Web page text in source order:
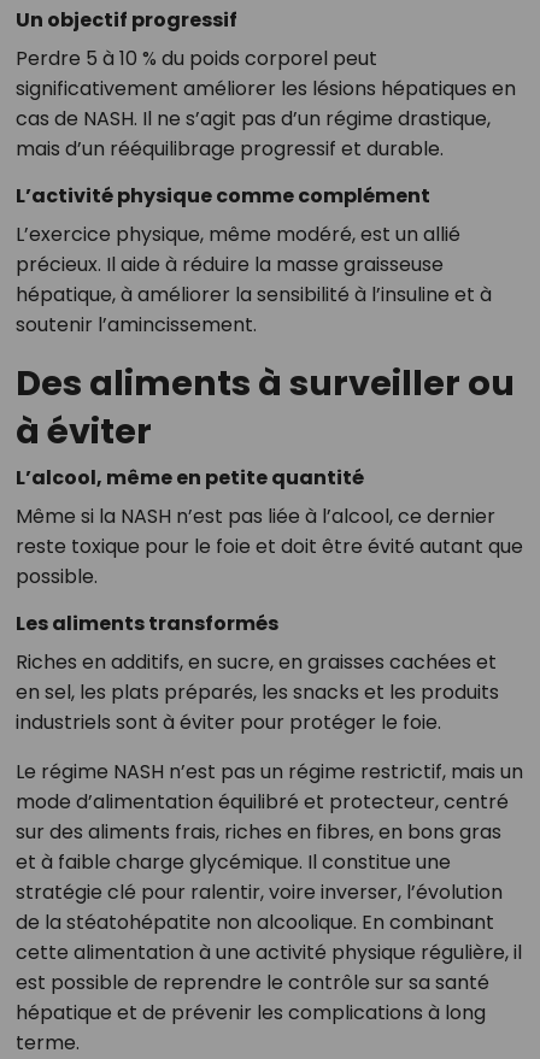
Un objectif progressif
Perdre 5 à 10 % du poids corporel peut
significativement améliorer les lésions hépatiques en
cas de NASH. Il ne s’agit pas d’un régime drastique,
mais d’un rééquilibrage progressif et durable.
L’activité physique comme complément
L’exercice physique, même modéré, est un allié
précieux. Il aide à réduire la masse graisseuse
hépatique, à améliorer la sensibilité à l’insuline et à
soutenir l’amincissement.
Des aliments à surveiller ou
à éviter
L’alcool, même en petite quantité
Même si la NASH n’est pas liée à l’alcool, ce dernier
reste toxique pour le foie et doit être évité autant que
possible.
Les aliments transformés
Riches en additifs, en sucre, en graisses cachées et
en sel, les plats préparés, les snacks et les produits
industriels sont à éviter pour protéger le foie.
Le régime NASH n’est pas un régime restrictif, mais un
mode d’alimentation équilibré et protecteur, centré
sur des aliments frais, riches en fibres, en bons gras
et à faible charge glycémique. Il constitue une
stratégie clé pour ralentir, voire inverser, l’évolution
de la stéatohépatite non alcoolique. En combinant
cette alimentation à une activité physique régulière, il
est possible de reprendre le contrôle sur sa santé
hépatique et de prévenir les complications à long
terme.